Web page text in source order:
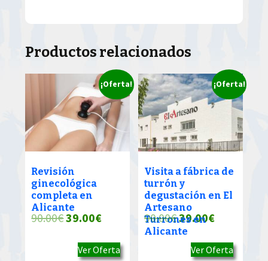
Productos relacionados
¡Oferta!
Revisión
ginecológica
completa en
Alicante
90.00€El
original
39.00€El
actual
Ver Oferta
¡Oferta!
Visita a fábrica de
turrón y
degustación en El
Artesano
Turrones en
Alicante
90.00€El
precio
original
39.00€El
actual
Ver Oferta